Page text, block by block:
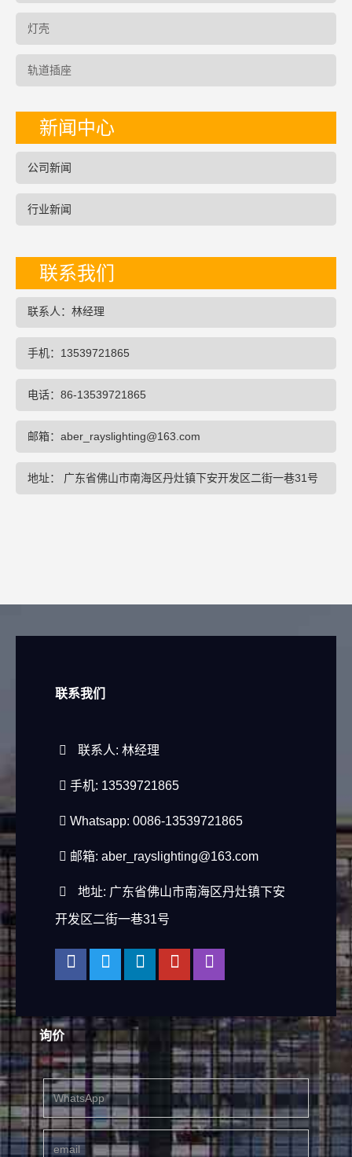
灯壳
轨道插座
新闻中心
公司新闻
行业新闻
联系我们
联系人：林经理
手机：13539721865
电话：86-13539721865
邮箱：aber_rayslighting@163.com
地址： 广东省佛山市南海区丹灶镇下安开发区二街一巷31号
联系我们
联系人: 林经理
手机: 13539721865
Whatsapp: 0086-13539721865
邮箱: aber_rayslighting@163.com
地址: 广东省佛山市南海区丹灶镇下安
开发区二街一巷31号
询价